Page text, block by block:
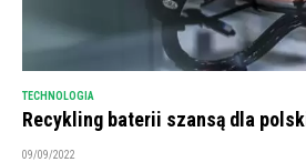
TECHNOLOGIA
Recykling baterii szansą dla
09/09/2022